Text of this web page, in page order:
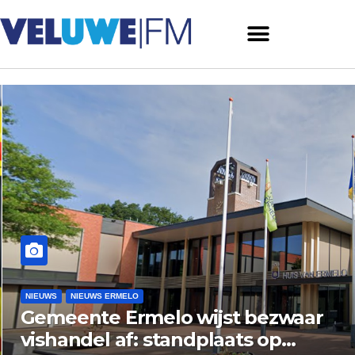
NIEUWS NIEUWS ERMELO
Gemeente Ermelo wijst bezwaar
vishandel af: standplaats op